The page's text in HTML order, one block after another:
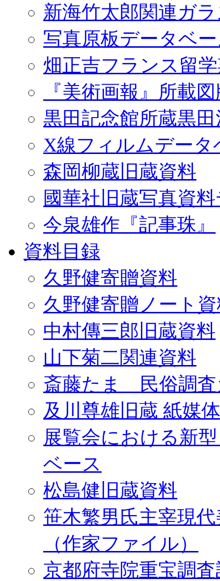
新海竹太郎関連ガ
写真原板データベ
畑正吉フランス留
『美術画報』所載
黒田記念館所蔵黒
X線フィルムデータ
森岡柳蔵旧蔵資料
國華社旧蔵写真資
今泉雄作『記事珠』
資料目録
久野健寄贈資料
久野健寄贈ノート
中村傳三郎旧蔵資料
山下菊二関連資料
斎藤たま 民俗調査
及川尊雄旧蔵 紙媒
展覧会における新
ベース
松島健旧蔵資料
笹木繁男氏主宰現
（作家ファイル）
京都府寺院重宝調